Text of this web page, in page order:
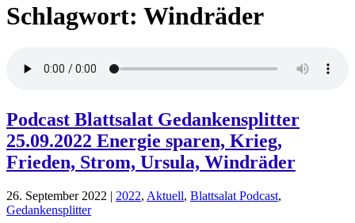
Schlagwort: Windräder
Podcast Blattsalat Gedankensplitter
25.09.2022 Energie sparen, Krieg,
Frieden, Strom, Ursula, Windräder
26. September 2022 | 2022, Aktuell, Blattsalat Podcast,
Gedankensplitter